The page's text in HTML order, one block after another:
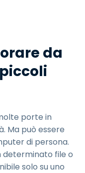
da
porte in
Ma può essere
di persona.
determinato file o
solo su uno